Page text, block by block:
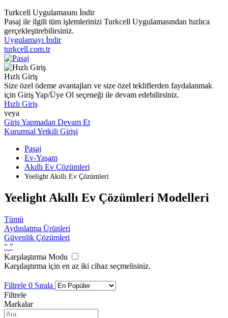
Turkcell Uygulamasını İndir
Pasaj ile ilgili tüm işlemlerinizi Turkcell Uygulamasından hızlıca
gerçekleştirebilirsiniz.
Uygulamayı İndir
turkcell.com.tr
Hızlı Giriş
Size özel ödeme avantajları ve size özel tekliflerden faydalanmak
için Giriş Yap/Üye Ol seçeneği ile devam edebilirsiniz.
Hızlı Giriş
veya
Giriş Yapmadan Devam Et
Kurumsal Yetkili Girişi
Pasaj
Ev-Yaşam
Akıllı Ev Çözümleri
Yeelight Akıllı Ev Çözümleri
Yeelight Akıllı Ev Çözümleri Modelleri
Tümü
Aydınlatma Ürünleri
Güvenlik Çözümleri
" "
Karşılaştırma Modu
Karşılaştırma için en az iki cihaz seçmelisiniz.
Filtrele 0 Sırala
Filtrele
Markalar